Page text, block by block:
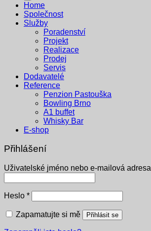
Home
Společnost
Služby
Poradenství
Projekt
Realizace
Prodej
Servis
Dodavatelé
Reference
Penzion Pastouška
Bowling Brno
A1 buffet
Whisky Bar
E-shop
Přihlášení
Uživatelské jméno nebo e-mailová adresa
Heslo *Povinné
Zapamatujte si mě Přihlásit se